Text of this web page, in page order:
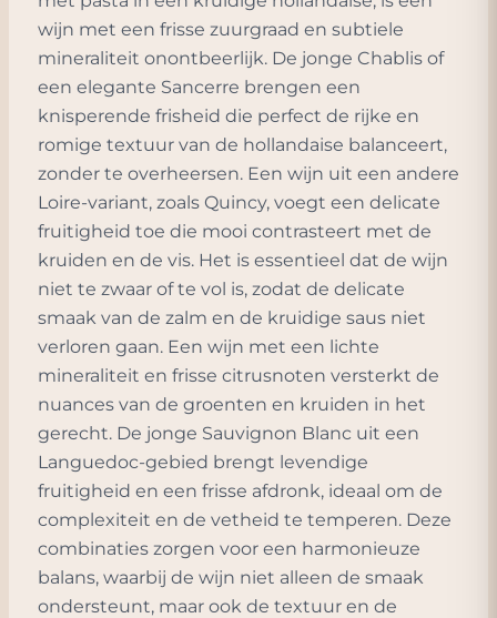
wijn met een frisse zuurgraad en subtiele
mineraliteit onontbeerlijk. De jonge Chablis of
een elegante Sancerre brengen een
knisperende frisheid die perfect de rijke en
romige textuur van de hollandaise balanceert,
zonder te overheersen. Een wijn uit een andere
Loire-variant, zoals Quincy, voegt een delicate
fruitigheid toe die mooi contrasteert met de
kruiden en de vis. Het is essentieel dat de wijn
niet te zwaar of te vol is, zodat de delicate
smaak van de zalm en de kruidige saus niet
verloren gaan. Een wijn met een lichte
mineraliteit en frisse citrusnoten versterkt de
nuances van de groenten en kruiden in het
gerecht. De jonge Sauvignon Blanc uit een
Languedoc-gebied brengt levendige
fruitigheid en een frisse afdronk, ideaal om de
complexiteit en de vetheid te temperen. Deze
combinaties zorgen voor een harmonieuze
balans, waarbij de wijn niet alleen de smaak
ondersteunt, maar ook de textuur en de